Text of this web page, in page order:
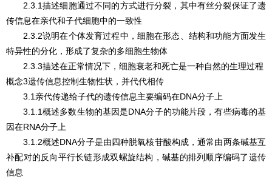
2.3.1描述细胞通过不同的方式进行分裂，其中有丝分裂保证了遗
传信息在亲代和子代细胞中的一致性
2.3.2说明在个体发育过程中，细胞在形态、结构和功能方面发生
特异性的分化，形成了复杂的多细胞生物体
2.3.3描述在正常情况下，细胞衰老和死亡是一种自然的生理过程
概念3遗传信息控制生物性状，并代代相传
3.1亲代传递给子代的遗传信息主要编码在DNA分子上
3.1.1概述多数生物的基因是DNA分子的功能片段，有些病毒的基
因在RNA分子上
3.1.2概述DNA分子是由四种脱氧核苷酸构成，通常由两条碱基互
补配对的反向平行长链形成双螺旋结构，碱基的排列顺序编码了遗传
信息